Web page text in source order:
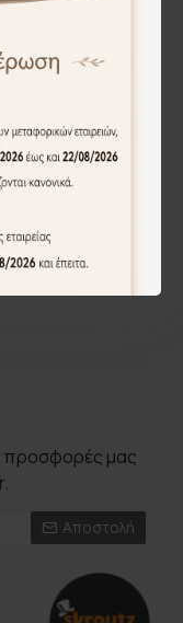
προσφορές μας
Αποστολή